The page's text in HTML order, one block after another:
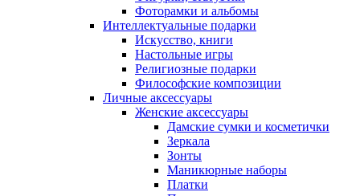
Фоторамки и альбомы
Интеллектуальные подарки
Искусство, книги
Настольные игры
Религиозные подарки
Философские композиции
Личные аксессуары
Женские аксессуары
Дамские сумки и косметички
Зеркала
Зонты
Маникюрные наборы
Платки